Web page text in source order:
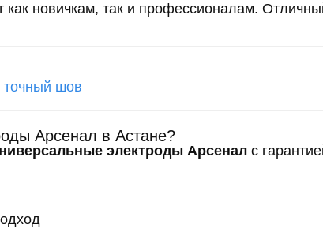
новичкам, так и профессионалам.
точный шов
Арсенал в Астане?
электроды Арсенал с